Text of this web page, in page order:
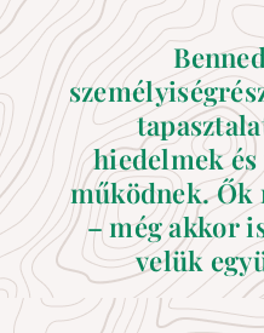
hiedelmek
működnek.
– még akkor
velük